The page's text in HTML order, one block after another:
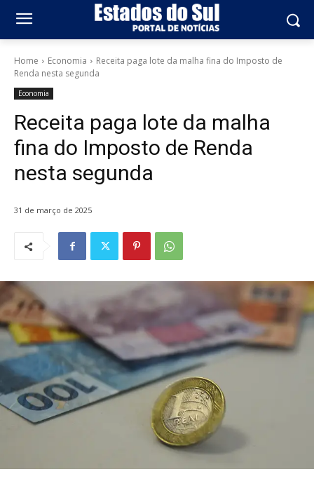
Home Economia
Receita paga lote da malha fina do Imposto de
Renda nesta segunda
Economia
Receita paga lote da malha
fina do Imposto de Renda
nesta segunda
31 de março de 2025